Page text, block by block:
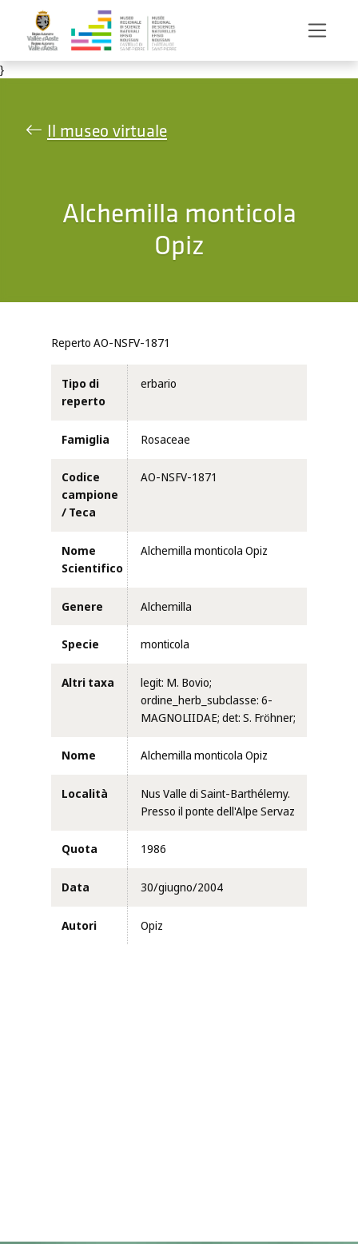
Salta al contenuto principale
}
Il museo virtuale
Alchemilla monticola
Opiz
Reperto AO-NSFV-1871
Tipo di
reperto
erbario
Famiglia Rosaceae
Codice
campione
/ Teca
AO-NSFV-1871
Nome
Scientifico
Alchemilla monticola Opiz
Genere Alchemilla
Specie monticola
Altri taxa
legit: M. Bovio;
ordine_herb_subclasse: 6-
MAGNOLIIDAE; det: S. Fröhner;
Nome Alchemilla monticola Opiz
Località
Nus Valle di Saint-Barthélemy.
Presso il ponte dell'Alpe Servaz
Quota 1986
Data 30/giugno/2004
Autori Opiz